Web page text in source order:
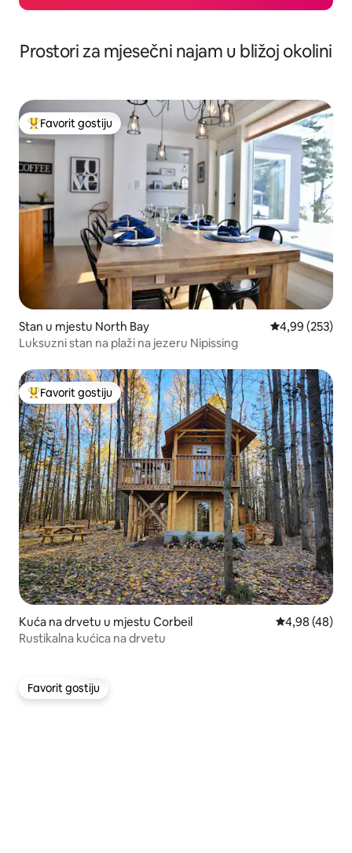
Prostori za mjesečni najam u bližoj okolini
Glavni favorit gostiju
Favorit gostiju
Stan u mjestu North Bay prosječna
4,99 (253)
Luksuzni stan na plaži na jezeru Nipissing
Glavni favorit gostiju
Favorit gostiju
Kuća na drvetu u mjestu Corbeil prosječna
4,98 (48)
Rustikalna kućica na drvetu
Favorit gostiju
Favorit gostiju